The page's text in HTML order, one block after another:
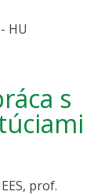
HU
s
prof.